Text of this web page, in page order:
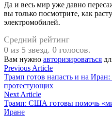
Да и весь мир уже давно
вы только посмотрите, как
электромобилей.
Средний рейтинг
0 из 5 звезд. 0 голосов.
Вам нужно авторизироваться
Навигация
по
записям
Previous ArticlePrevious
article:
Трамп готов напасть и на
протестующих
Next ArticleNext
article:
Трамп: США готовы помочь
Иране